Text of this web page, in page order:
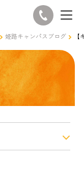
姫路キャンパスブログ